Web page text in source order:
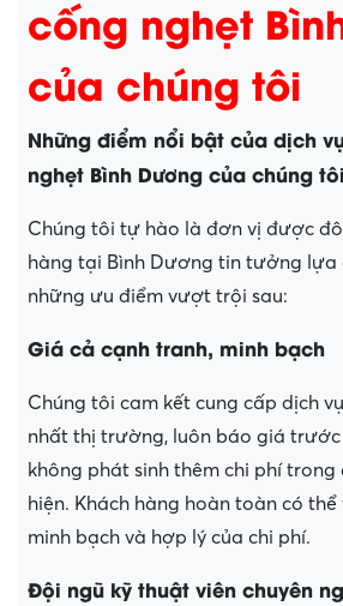
cống nghẹt
của chúng tôi
Những điểm nổi bật của dịch
nghẹt Bình Dương của chúng tôi
Chúng tôi tự hào là đơn vị được
hàng tại Bình Dương tin tưởng lựa
những ưu điểm vượt trội sau:
Giá cả cạnh tranh, minh bạch
Chúng tôi cam kết cung cấp dịch
nhất thị trường, luôn báo giá trước
không phát sinh thêm chi phí
hiện. Khách hàng hoàn toàn có
minh bạch và hợp lý của chi phí.
Đội ngũ kỹ thuật viên chuyên